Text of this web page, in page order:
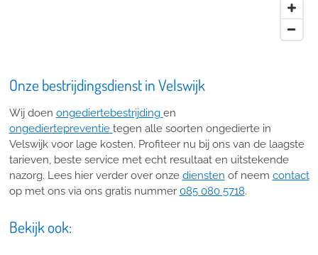
Onze bestrijdingsdienst in Velswijk
Wij doen ongediertebestrijding en
ongediertepreventie tegen alle soorten ongedierte in
Velswijk voor lage kosten. Profiteer nu bij ons van de laagste
tarieven, beste service met echt resultaat en uitstekende
nazorg. Lees hier verder over onze diensten of neem contact
op met ons via ons gratis nummer 085 080 5718.
Bekijk ook: